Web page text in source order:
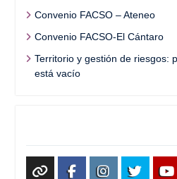
Convenio FACSO – Ateneo
Convenio FACSO-El Cántaro
Territorio y gestión de riesgos:
está vacío